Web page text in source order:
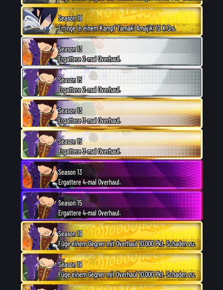
Season 18
Erringe in einem Kampf Tamaki Amajiki 12 K.O.s.
Season 13
Ergattere 2-mal Overhaul.
Season 15
Ergattere 2-mal Overhaul.
Season 13
Ergattere 3-mal Overhaul.
Season 15
Ergattere 3-mal Overhaul.
Season 13
Ergattere 4-mal Overhaul.
Season 15
Ergattere 4-mal Overhaul.
Season 18
Füge einem Gegner mit Overhaul 10.000 Pkt. Schaden zu.
Season 18
Füge einem Gegner mit Overhaul 10.000 Pkt. Schaden zu.